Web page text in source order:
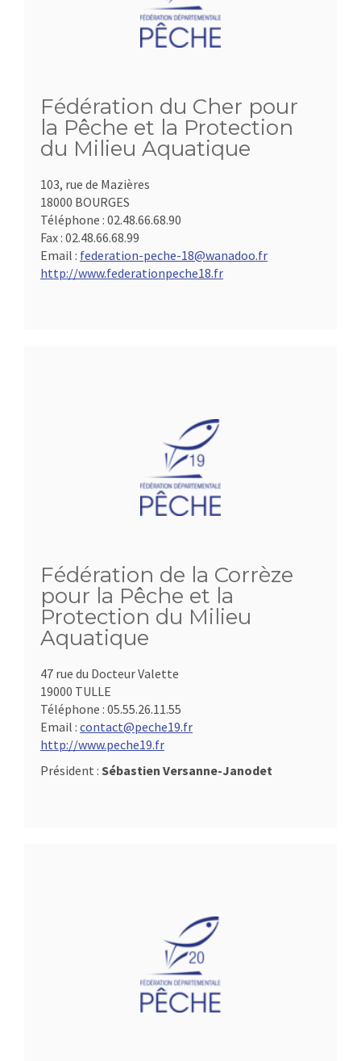
Fédération du Cher pour
la Pêche et la Protection
du Milieu Aquatique
103, rue de Mazières
18000 BOURGES
Téléphone : 02.48.66.68.90
Fax : 02.48.66.68.99
Email : federation-peche-18@wanadoo.fr
http://www.federationpeche18.fr
Fédération de la Corrèze
pour la Pêche et la
Protection du Milieu
Aquatique
47 rue du Docteur Valette
19000 TULLE
Téléphone : 05.55.26.11.55
Email : contact@peche19.fr
http://www.peche19.fr
Président : Sébastien Versanne-Janodet